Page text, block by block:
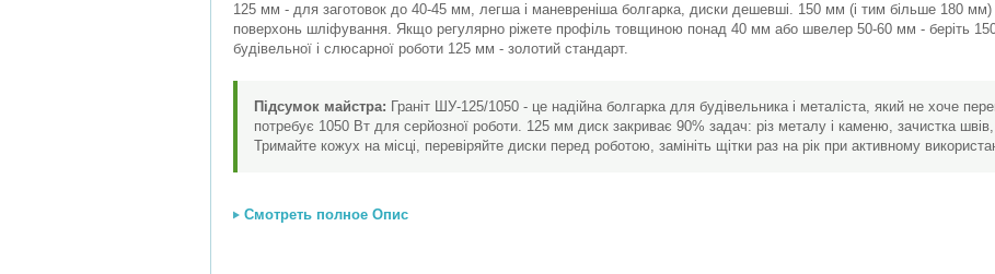
125 мм - для заготовок до 40-45 мм, легша і маневреніша болгарка, диски дешевші. 150 мм (і тим більше 180
поверхонь шліфування. Якщо регулярно ріжете профіль товщиною понад 40 мм або швелер 50-60 мм - беріть
будівельної і слюсарної роботи 125 мм - золотий стандарт.
Підсумок майстра: Граніт ШУ-125/1050 - це надійна болгарка для будівельника і металіста, який не хоче
потребує 1050 Вт для серйозної роботи. 125 мм диск закриває 90% задач: різ металу і каменю, зачистка
Тримайте кожух на місці, перевіряйте диски перед роботою, замініть щітки раз на рік при активному
Смотреть полное Опис